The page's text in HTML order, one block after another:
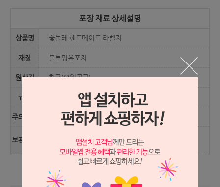
포장 재료 상세설명
상품명 꽃둘레 핸드메이드 라벨지
재질 불투명유포지
원산지 한국(오일공구)
규격 50mm(가로) * 50mm(세로)
주의사항 구김이나 화기를 주의해 주세요.
보관방법
보관해주세요.